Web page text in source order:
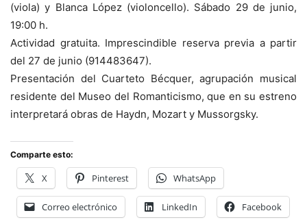
(viola) y Blanca López (violoncello). Sábado 29 de junio,
19:00 h.
Actividad gratuita. Imprescindible reserva previa a partir
del 27 de junio (914483647).
Presentación del Cuarteto Bécquer, agrupación musical
residente del Museo del Romanticismo, que en su estreno
interpretará obras de Haydn, Mozart y Mussorgsky.
Comparte esto:
X Pinterest WhatsApp
Correo electrónico LinkedIn Facebook